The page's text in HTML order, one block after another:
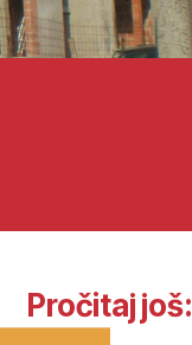
Pročitaj još: